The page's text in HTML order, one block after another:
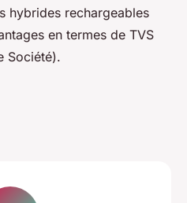
hybrides rechargeables
en termes de TVS
Société).